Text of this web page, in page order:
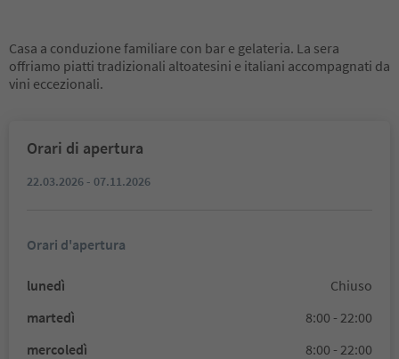
Casa a conduzione familiare con bar e gelateria. La sera
offriamo piatti tradizionali altoatesini e italiani accompagnati da
vini eccezionali.
Orari di apertura
22.03.2026 - 07.11.2026
Orari d'apertura
lunedì
Chiuso
martedì
8:00 - 22:00
mercoledì
8:00 - 22:00